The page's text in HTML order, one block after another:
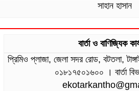
সাহান হাসান
বার্তা ও বাণিজ্যিক
প্রিমিও প্লাজা, জেলা সদর রোড, বটতলা,
০১৮১৭৫০১৬০০ । বার্তা